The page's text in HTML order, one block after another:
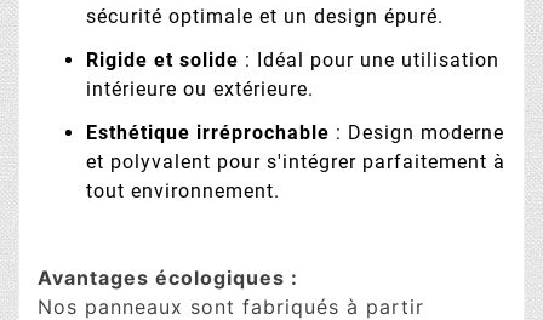
sécurité optimale et un design épuré.
Rigide et solide : Idéal pour une utilisation
intérieure ou extérieure.
Esthétique irréprochable : Design moderne
et polyvalent pour s'intégrer parfaitement à
tout environnement.
Avantages écologiques :
Nos panneaux sont fabriqués à partir